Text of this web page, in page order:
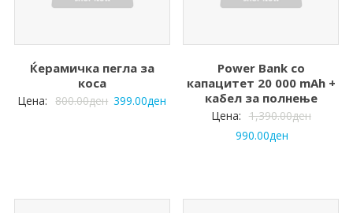
Ќерамичка пегла за
коса
Цена: 800.00ден 399.00ден
Power Bank со
капацитет 20 000 mAh +
кабел за полнење
Цена: 1,390.00ден
990.00ден